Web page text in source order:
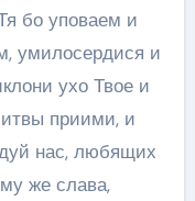
бо уповаем и
умилосердися и
ухо Твое и
приими, и
нас, любящих
же слава,